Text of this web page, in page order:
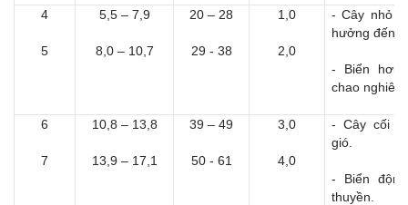
4
5
5,5 – 7,9
8,0 – 10,7
20 – 28
29 - 38
1,0
2,0
- Cây nhỏ
hưởng đến
- Biển hơi
chao
6
7
10,8 – 13,8
13,9 – 17,1
39 – 49
50 - 61
3,0
4,0
- Cây cối
gió.
- Biển
thuyền.